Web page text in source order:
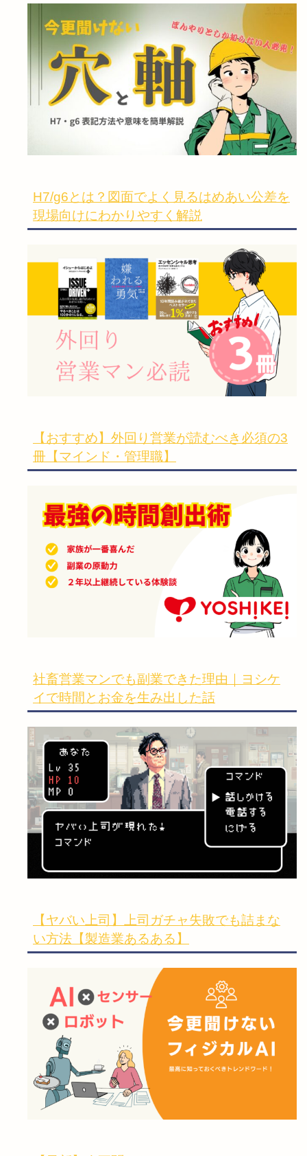
H7/g6とは？図面でよく見るはめあい公差を
現場向けにわかりやすく解説
【おすすめ】外回り営業が読むべき必須の3
冊【マインド・管理職】
社畜営業マンでも副業できた理由｜ヨシケ
イで時間とお金を生み出した話
【ヤバい上司】上司ガチャ失敗でも詰まな
い方法【製造業あるある】